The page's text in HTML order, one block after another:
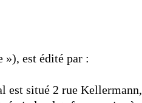
»), est édité par :
est situé 2 rue Kellermann,